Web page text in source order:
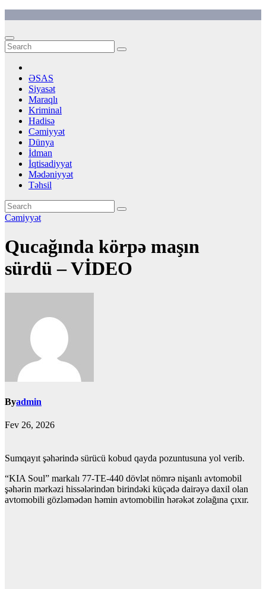
content
ƏSAS
Siyasət
Maraqlı
Kriminal
Hadisə
Cəmiyyət
Dünya
İdman
İqtisadiyyat
Mədəniyyət
Təhsil
Cəmiyyət
Qucağında körpə maşın
sürdü – VİDEO
Byadmin
Fev 26, 2026
Sumqayıt şəhərində sürücü kobud qayda pozuntusuna yol verib.
“KIA Soul” markalı 77-TE-440 dövlət nömrə nişanlı avtomobil
şəhərin mərkəzi hissələrindən birindəki küçədə dairəyə daxil olan
avtomobili gözləmədən həmin avtomobilin hərəkət zolağına çıxır.